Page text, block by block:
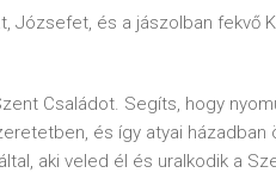
Józsefet, és a jászolban fekvő
Családot. Segíts, hogy
és így atyai házadban
aki veled él és uralkodik a